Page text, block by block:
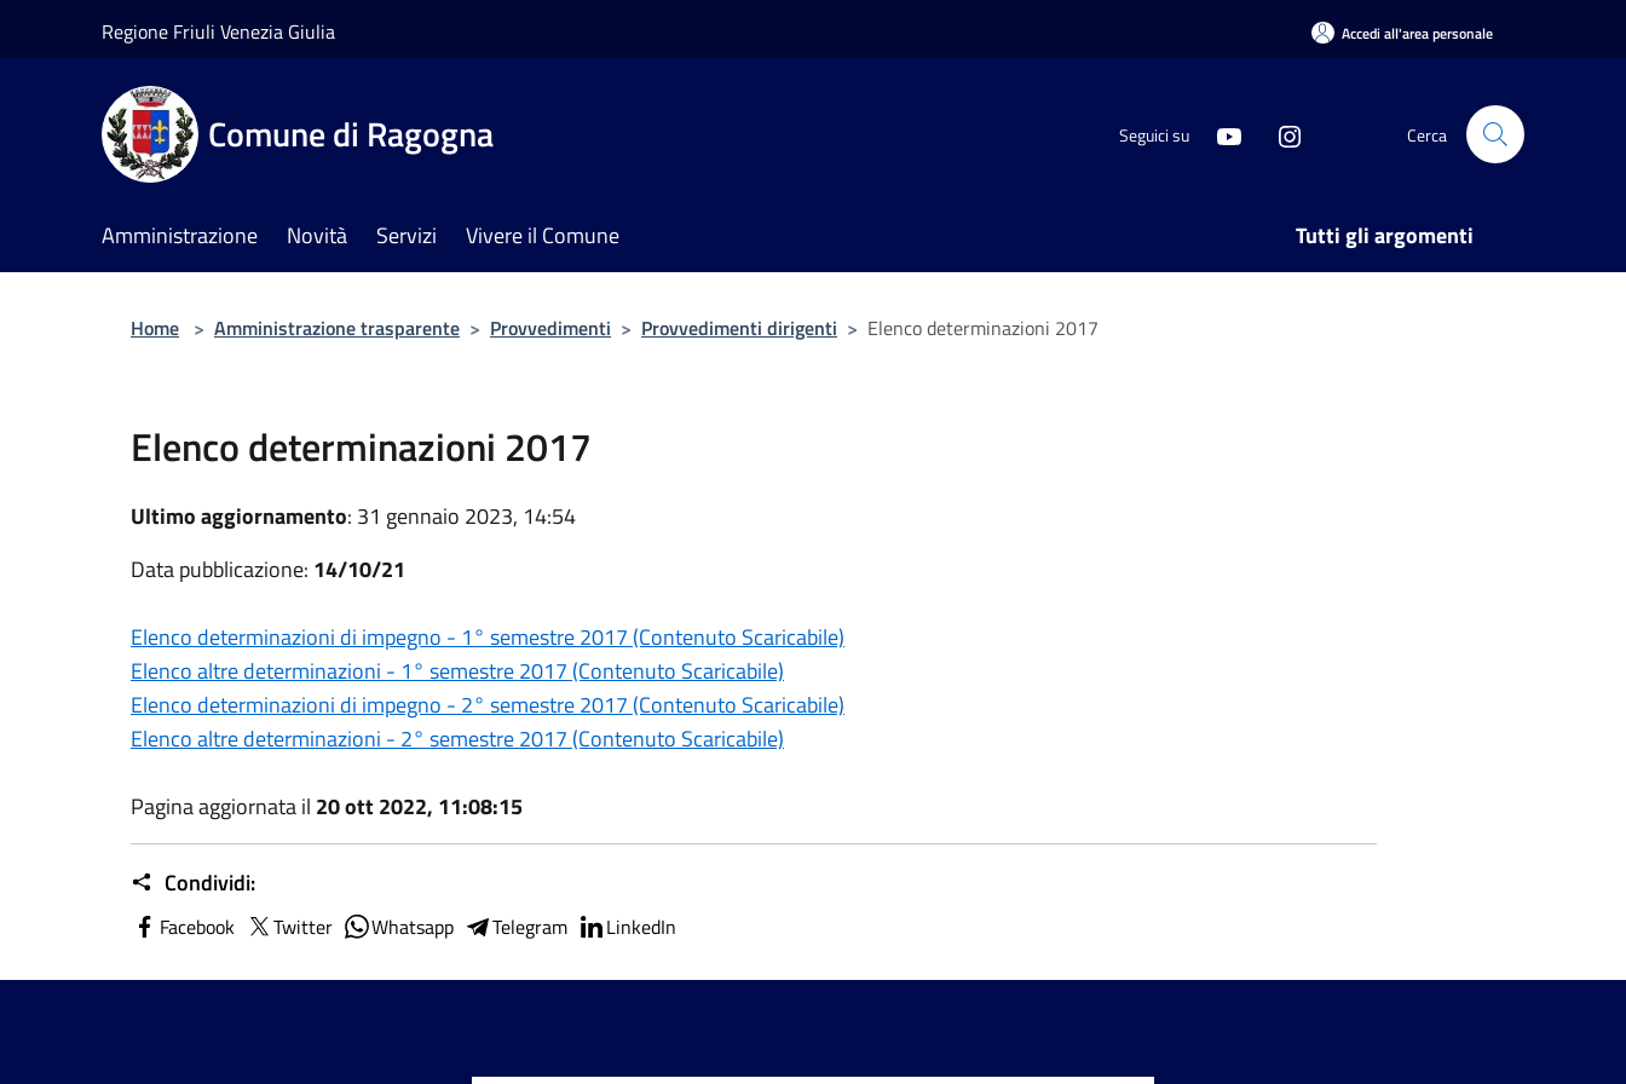
Regione Friuli Venezia Giulia Accedi all'area personale
Comune di Ragogna Seguici su Cerca
Amministrazione Novità Servizi Vivere il Comune Tutti gli argomenti
Home > Amministrazione trasparente > Provvedimenti > Provvedimenti dirigenti > Elenco determinazioni 2017
Elenco determinazioni 2017
Ultimo aggiornamento: 31 gennaio 2023, 14:54
Data pubblicazione: 14/10/21
Elenco determinazioni di impegno - 1° semestre 2017 (Contenuto Scaricabile)
Elenco altre determinazioni - 1° semestre 2017 (Contenuto Scaricabile)
Elenco determinazioni di impegno - 2° semestre 2017 (Contenuto Scaricabile)
Elenco altre determinazioni - 2° semestre 2017 (Contenuto Scaricabile)
Pagina aggiornata il 20 ott 2022, 11:08:15
Condividi:
Facebook Twitter Whatsapp Telegram LinkedIn